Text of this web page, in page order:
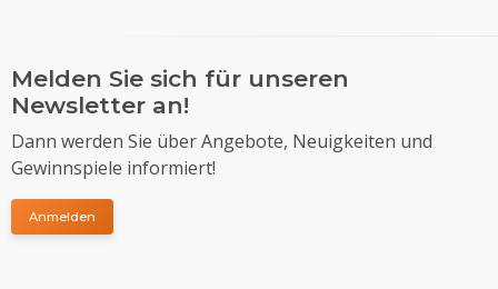
Melden Sie sich für unseren
Newsletter an!
Dann werden Sie über Angebote, Neuigkeiten und
Gewinnspiele informiert!
Anmelden